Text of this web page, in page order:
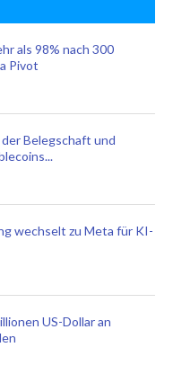
als 98% nach 300
Pivot
Belegschaft und
wechselt zu Meta für KI-
US-Dollar an